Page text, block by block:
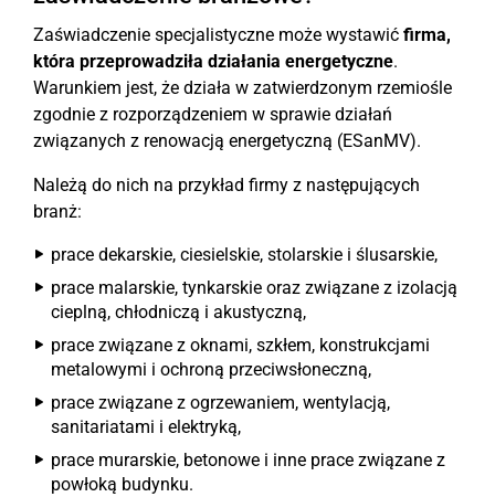
Zaświadczenie specjalistyczne może wystawić firma,
która przeprowadziła działania energetyczne.
Warunkiem jest, że działa w zatwierdzonym rzemiośle
zgodnie z rozporządzeniem w sprawie działań
związanych z renowacją energetyczną (ESanMV).
Należą do nich na przykład firmy z następujących
branż:
prace dekarskie, ciesielskie, stolarskie i ślusarskie,
prace malarskie, tynkarskie oraz związane z izolacją
cieplną, chłodniczą i akustyczną,
prace związane z oknami, szkłem, konstrukcjami
metalowymi i ochroną przeciwsłoneczną,
prace związane z ogrzewaniem, wentylacją,
sanitariatami i elektryką,
prace murarskie, betonowe i inne prace związane z
powłoką budynku.